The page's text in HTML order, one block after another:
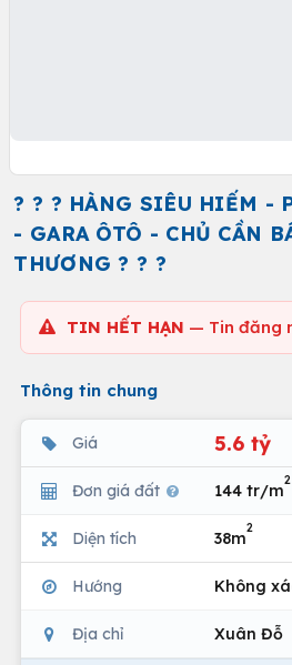
? ? ? HÀNG SIÊU HIẾM -
- GARA ÔTÔ - CHỦ CẦN
THƯƠNG ? ? ?
TIN HẾT HẠN — Tin đăng
Thông tin chung
Giá 5.6 tỷ
Đơn giá đất 144 tr/m
2
Diện tích 38m
2
Hướng Không
Địa chỉ Xuân Đỗ